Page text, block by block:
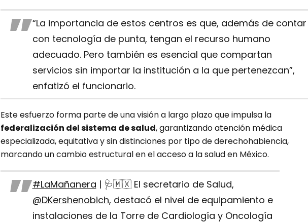
“La importancia de estos centros es que, además de contar
con tecnología de punta, tengan el recurso humano
adecuado. Pero también es esencial que compartan
servicios sin importar la institución a la que pertenezcan”,
enfatizó el funcionario.
Este esfuerzo forma parte de una visión a largo plazo que impulsa la
federalización del sistema de salud, garantizando atención médica
especializada, equitativa y sin distinciones por tipo de derechohabiencia,
marcando un cambio estructural en el acceso a la salud en México.
#LaMañanera | 🩺🇲🇽 El secretario de Salud,
@DKershenobich, destacó el nivel de equipamiento e
instalaciones de la Torre de Cardiología y Oncología